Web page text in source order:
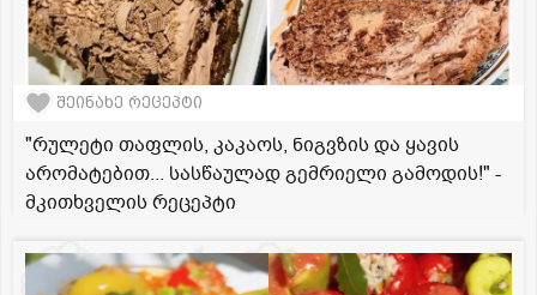
შეინახე რეცეპტი
"რულეტი თაფლის, კაკაოს, ნიგვზის და ყავის
არომატებით... სასწაულად გემრიელი გამოდის!" -
მკითხველის რეცეპტი